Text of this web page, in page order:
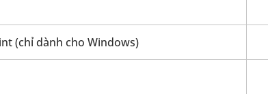
(chỉ dành cho Windows)